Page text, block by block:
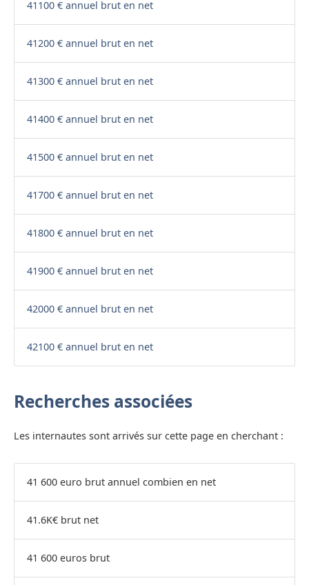
41100 € annuel brut en net
41200 € annuel brut en net
41300 € annuel brut en net
41400 € annuel brut en net
41500 € annuel brut en net
41700 € annuel brut en net
41800 € annuel brut en net
41900 € annuel brut en net
42000 € annuel brut en net
42100 € annuel brut en net
Recherches associées
Les internautes sont arrivés sur cette page en cherchant :
41 600 euro brut annuel combien en net
41.6K€ brut net
41 600 euros brut